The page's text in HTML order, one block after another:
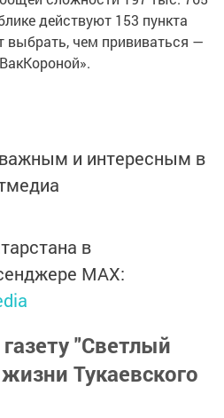
действуют 153 пункта
выбрать, чем прививаться —
и интересным в
в
MАХ:
"Светлый
Тукаевского